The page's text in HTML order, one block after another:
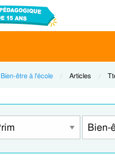
Bien-être à l'école Current:
Articles